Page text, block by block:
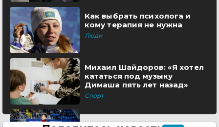
Как выбрать психолога и
кому терапия не нужна
Люди
Михаил Шайдоров: «Я хотел
кататься под музыку
Димаша пять лет назад»
Спорт